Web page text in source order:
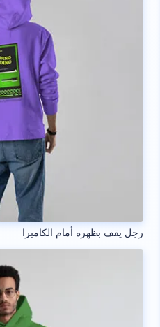
رجل يقف بظهره أمام الكاميرا